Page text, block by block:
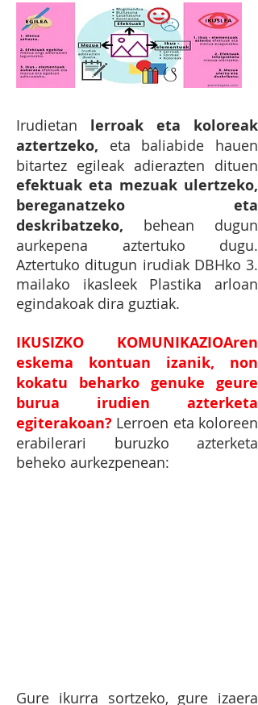
Irudietan lerroak eta koloreak
aztertzeko, eta baliabide hauen
bitartez egileak adierazten dituen
efektuak eta mezuak ulertzeko,
bereganatzeko eta
deskribatzeko, behean dugun
aurkepena aztertuko dugu.
Aztertuko ditugun irudiak DBHko 3.
mailako ikasleek Plastika arloan
egindakoak dira guztiak.
IKUSIZKO KOMUNIKAZIOAren
eskema kontuan izanik, non
kokatu beharko genuke geure
burua irudien azterketa
egiterakoan? Lerroen eta koloreen
erabilerari buruzko azterketa
beheko aurkezpenean:
Gure ikurra sortzeko, gure izaera